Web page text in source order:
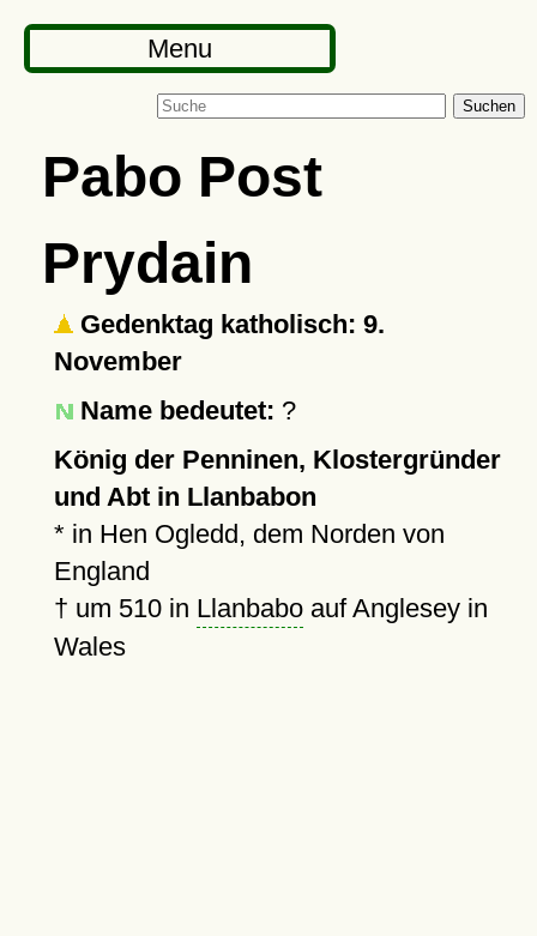
Menu
Suchen
Pabo Post
Prydain
Gedenktag katholisch: 9.
November
Name bedeutet: ?
König der Penninen, Klostergründer
und Abt in Llanbabon
* in Hen Ogledd, dem Norden von
England
† um 510in Llanbaboauf Anglesey in
Wales